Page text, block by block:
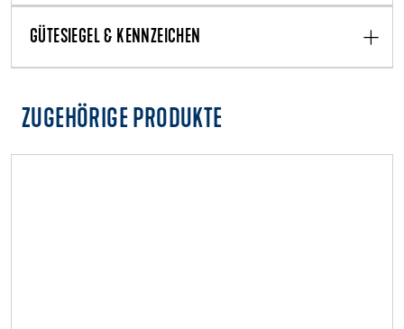
GÜTESIEGEL & KENNZEICHEN
ZUGEHÖRIGE PRODUKTE